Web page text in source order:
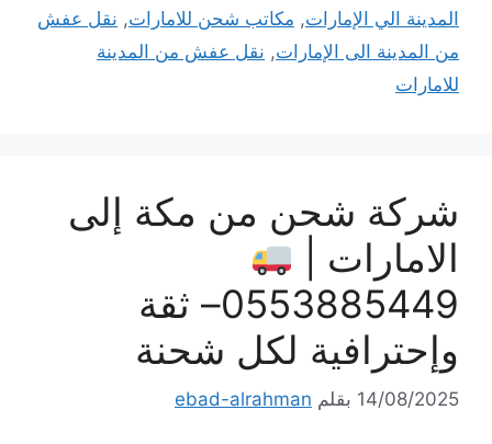
المدينة الي الإمارات, مكاتب شحن للامارات, نقل عفش
من المدينة الى الإمارات, نقل عفش من المدينة
للامارات
شركة شحن من مكة إلى
الامارات |
0553885449– ثقة
وإحترافية لكل شحنة
14/08/2025 بقلم ebad-alrahman